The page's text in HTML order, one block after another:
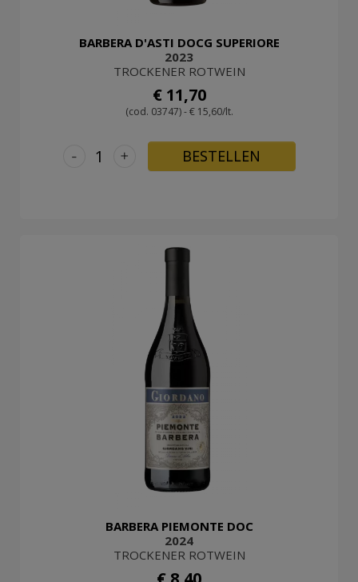
BARBERA D'ASTI DOCG SUPERIORE
2023
TROCKENER ROTWEIN
€ 11,70
(cod. 03747) - € 15,60/lt.
+
- BESTELLEN
BARBERA PIEMONTE DOC
2024
TROCKENER ROTWEIN